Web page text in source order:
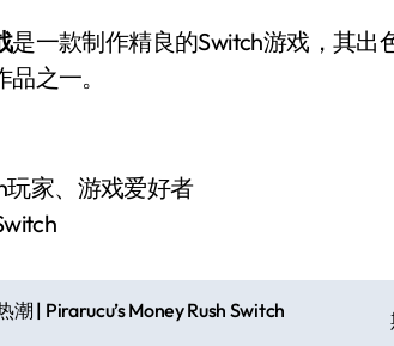
是一款制作精良的Switch游戏，其出
之一。
玩家、游戏爱好者
潮 | Pirarucu’s Money Rush Switch